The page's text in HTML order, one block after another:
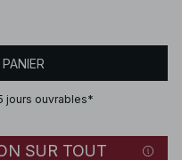
jours ouvrables*
SUR TOUT